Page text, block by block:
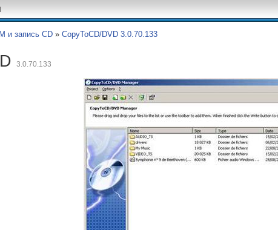
и запись CD » CopyToCD/DVD 3.0.70.133
3.0.70.133